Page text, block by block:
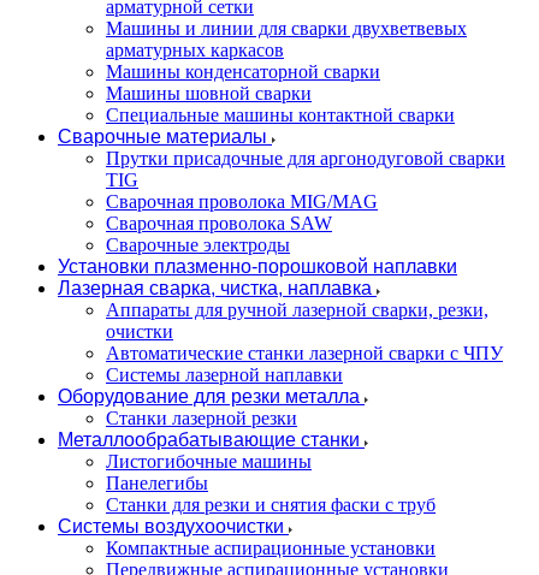
арматурной сетки
Машины и линии для сварки двухветвевых
арматурных каркасов
Машины конденсаторной сварки
Машины шовной сварки
Специальные машины контактной сварки
Сварочные материалы
Прутки присадочные для аргонодуговой сварки
TIG
Сварочная проволока MIG/MAG
Сварочная проволока SAW
Сварочные электроды
Установки плазменно-порошковой наплавки
Лазерная сварка, чистка, наплавка
Аппараты для ручной лазерной сварки, резки,
очистки
Автоматические станки лазерной сварки с ЧПУ
Системы лазерной наплавки
Оборудование для резки металла
Станки лазерной резки
Металлообрабатывающие станки
Листогибочные машины
Панелегибы
Станки для резки и снятия фаски с труб
Системы воздухоочистки
Компактные аспирационные установки
Передвижные аспирационные установки